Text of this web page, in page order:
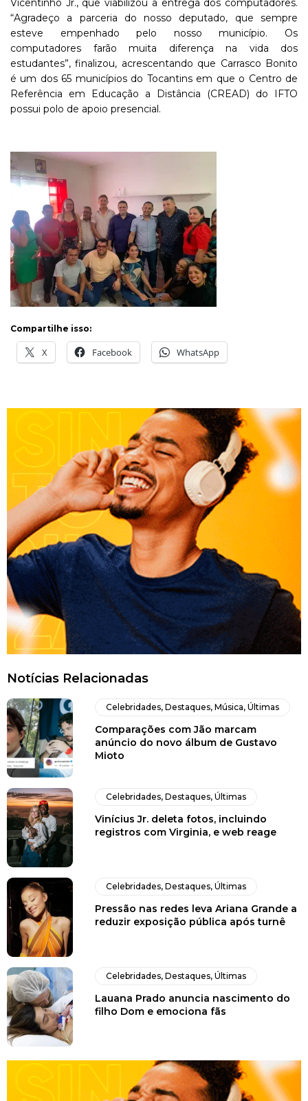
Vicentinho Jr., que viabilizou a entrega dos computadores.
“Agradeço a parceria do nosso deputado, que sempre
esteve empenhado pelo nosso município. Os
computadores farão muita diferença na vida dos
estudantes”, finalizou, acrescentando que Carrasco Bonito
é um dos 65 municípios do Tocantins em que o Centro de
Referência em Educação a Distância (CREAD) do IFTO
possui polo de apoio presencial.
Compartilhe isso:
X Facebook WhatsApp
Notícias Relacionadas
Celebridades,Destaques,Música,Últimas
Comparações com Jão marcam
anúncio do novo álbum de Gustavo
Mioto
Celebridades,Destaques,Últimas
Vinícius Jr. deleta fotos, incluindo
registros com Virginia, e web reage
Celebridades,Destaques,Últimas
Pressão nas redes leva Ariana Grande a
reduzir exposição pública após turnê
Celebridades,Destaques,Últimas
Lauana Prado anuncia nascimento do
filho Dom e emociona fãs